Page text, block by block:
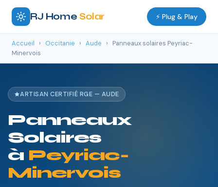
RJ Home Solar ⚡ Plug & Play
Accueil › Occitanie › Aude ›
Panneaux solaires Peyriac-
Minervois
ARTISAN CERTIFIÉ RGE — AUDE
Panneaux
Solaires
à Peyriac-
Minervois